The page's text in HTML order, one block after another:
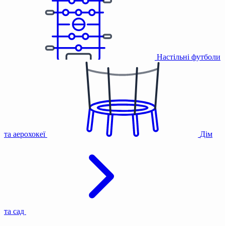
Настільні футболи
та аерохокеї Дім
та сад